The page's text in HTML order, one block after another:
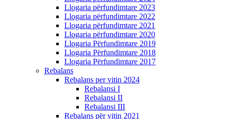
Llogaria përfundimtare 2023
Llogaria përfundimtare 2022
Llogaria përfundimtare 2021
Llogaria përfundimtare 2020
Llogaria Përfundimtare 2019
Llogaria Përfundimtare 2018
Llogaria Përfundimtare 2017
Rebalans
Rebalans per vitin 2024
Rebalansi I
Rebalansi II
Rebalansi III
Rebalans për vitin 2021